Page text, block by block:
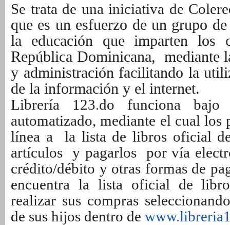
Se trata de una iniciativa de
que es un esfuerzo de un grupo
la educación que imparten los
República Dominicana, mediante
y administración facilitando la
de la información y el internet.
Librería 123.do funciona bajo
automatizado, mediante el cual los
línea a la lista de libros oficial
artículos y pagarlos por vía
crédito/débito y otras formas de
encuentra la lista oficial de
realizar sus compras
de sus hijos dentro de